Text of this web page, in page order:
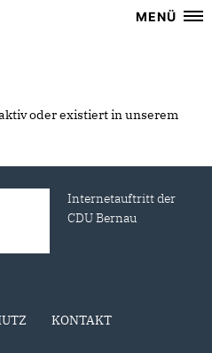
MENÜ
oder existiert in unserem
Internetauftritt der
CDU Bernau
KONTAKT